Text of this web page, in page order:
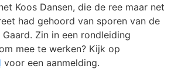
Koos Dansen, die de ree maar net
had gehoord van sporen van de
Zin in een rondleiding
mee te werken? Kijk op
voor een aanmelding.